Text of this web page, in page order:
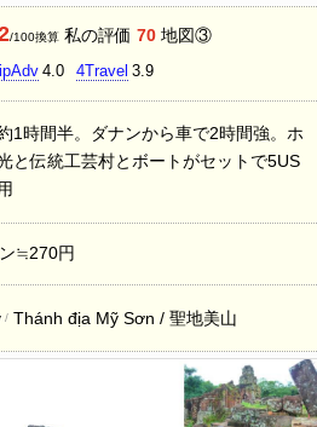
/100換算 私の評価 70 地図③
4.0 4Travel 3.9
1時間半。ダナンから車で2時間強。ホ
と伝統工芸村とボートがセットで5US
≒270円
Thánh địa Mỹ Sơn / 聖地美山